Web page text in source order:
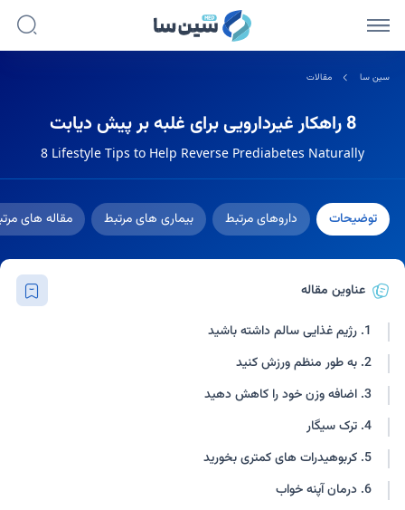
سین سا مقالات
8 راهکار غیردارویی برای غلبه بر پیش دیابت
8 Lifestyle Tips to Help Reverse Prediabetes Naturally
توضیحات داروهای مرتبط بیماری های مرتبط مقاله های
عناوین مقاله
1. رژیم غذایی سالم داشته باشید
2. به طور منظم ورزش کنید
3. اضافه وزن خود را کاهش دهید
4. ترک سیگار
5. کربوهیدرات های کمتری بخورید
6. درمان آپنه خواب